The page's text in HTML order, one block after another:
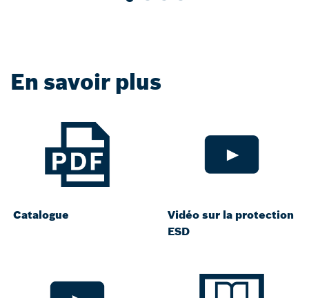
En savoir plus
Catalogue
Vidéo sur la protection
ESD